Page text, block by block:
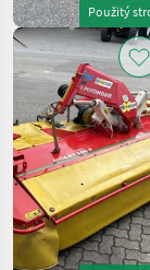
Použitý